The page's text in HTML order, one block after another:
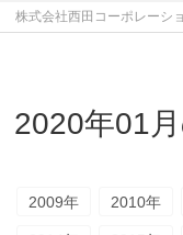
株式会社西田コーポレーシ
2020年01月
2009年 2010年